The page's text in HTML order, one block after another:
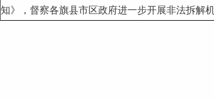
知》，督察各旗县市区政府进一步开展非法拆解